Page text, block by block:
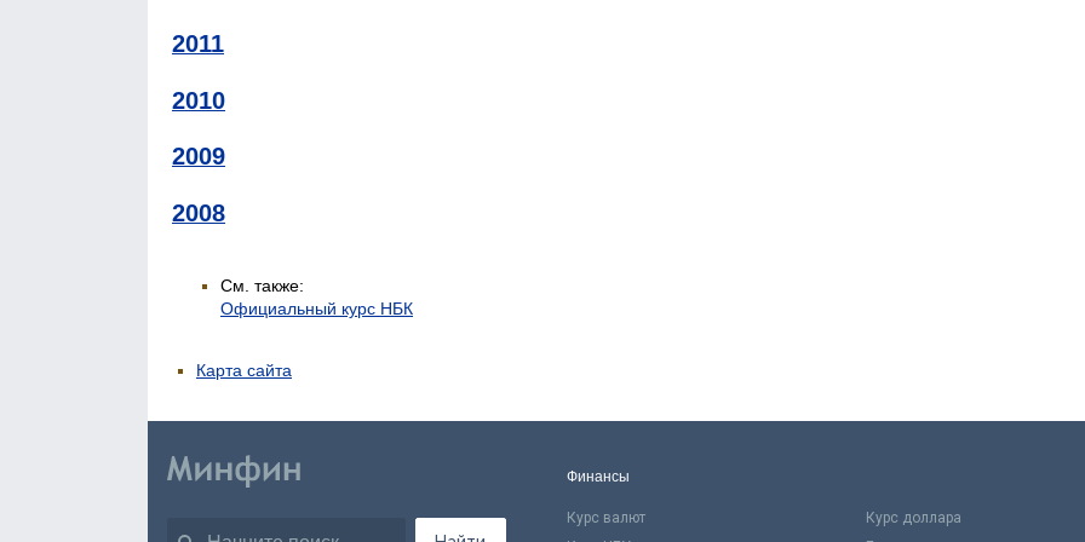
2011
2010
2009
2008
См. также:
Официальный курс НБК
Карта сайта
Финансы
Курс валют Курс доллара